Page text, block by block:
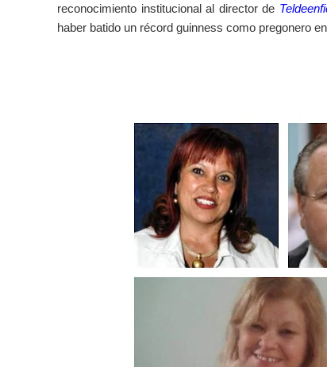
reconocimiento institucional al director de
haber batido un récord guinness como pregonero